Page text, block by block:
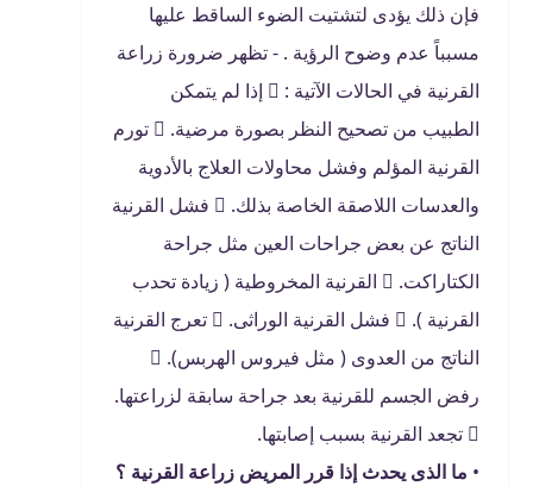
فإن ذلك يؤدى لتشتيت الضوء الساقط عليها
مسبباً عدم وضوح الرؤية . - تظهر ضرورة زراعة
القرنية في الحالات الآتية :  إذا لم يتمكن
الطبيب من تصحيح النظر بصورة مرضية.  تورم
القرنية المؤلم وفشل محاولات العلاج بالأدوية
والعدسات اللاصقة الخاصة بذلك.  فشل القرنية
الناتج عن بعض جراحات العين مثل جراحة
الكتاراكت.  القرنية المخروطية ( زيادة تحدب
القرنية ).  فشل القرنية الوراثى.  تعرج القرنية
الناتج من العدوى ( مثل فيروس الهربس). 
رفض الجسم للقرنية بعد جراحة سابقة لزراعتها.
 تجعد القرنية بسبب إصابتها.
• ما الذى يحدث إذا قرر المريض زراعة القرنية ؟